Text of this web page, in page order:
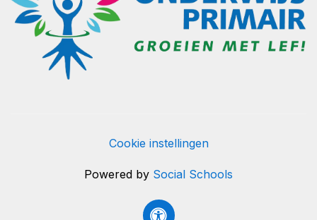
Cookie instellingen
Powered by Social Schools